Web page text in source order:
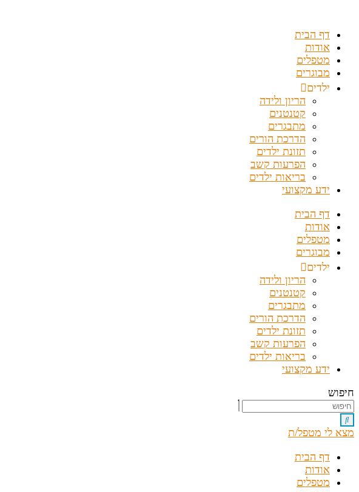
דף הבית
אודות
מטפלים
מבוגרים
ילדים
הריון ולידה
קטנטנים
מתבגרים
הדרכת הורים
תזונת ילדים
הפרעות קשב
בריאות ילדים
ידע מקצועי
דף הבית
אודות
מטפלים
מבוגרים
ילדים
הריון ולידה
קטנטנים
מתבגרים
הדרכת הורים
תזונת ילדים
הפרעות קשב
בריאות ילדים
ידע מקצועי
חיפוש
מצא לי מטפל/ת
דף הבית
אודות
מטפלים